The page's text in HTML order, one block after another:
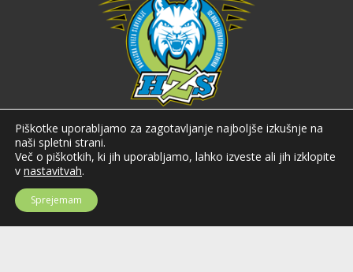
Hokejska zveza Slovenije
Hokejska zveza Slovenije (HZS) je krovna športna organizacija na področju
hokeja v Sloveniji. Organizira tekmovanja v različnih domačih in
mednarodnih hokejskih ligah in pokalih; pod njenim okriljem delujejo tudi
SI-1000 Ljubljana
Piškotke uporabljamo za zagotavljanje najboljše izkušnje na
naši spletni strani.
Več o piškotkih, ki jih uporabljamo, lahko izveste ali jih izklopite
v nastavitvah.
Sprejemam